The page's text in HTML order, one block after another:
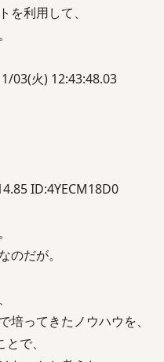
を利用して、
03(火) 12:43:48.03
ID:4YECM18D0
のだが。
培ってきたノウハウを、
で、